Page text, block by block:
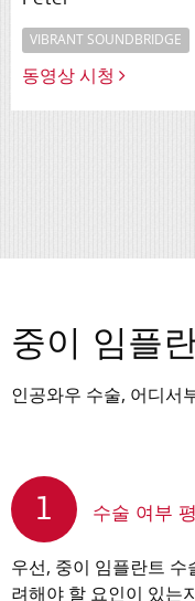
VIBRANT SOUNDBRIDGE
동영상 시청
중이 임플
인공와우 수술, 어디서
1 수술 여부
우선, 중이 임플란트
려해야 할 요인이 있는